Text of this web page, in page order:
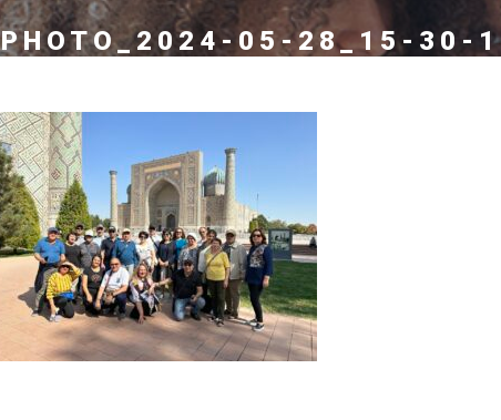
PHOTO_2024-05-28_15-30-